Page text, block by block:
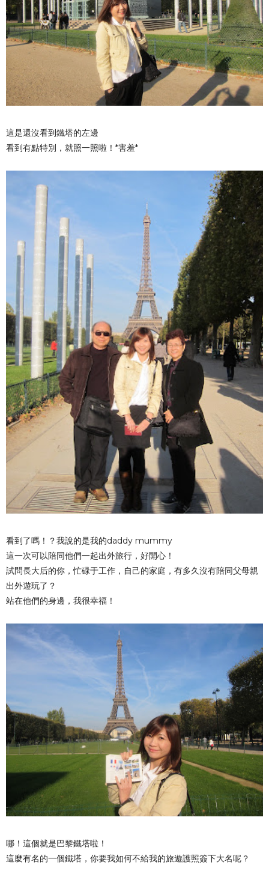
這是還沒看到鐵塔的左邊
看到有點特別，就照一照啦！*害羞*
看到了嗎！？我說的是我的daddy mummy
這一次可以陪同他們一起出外旅行，好開心！
試問長大后的你，忙碌于工作，自己的家庭，有多久沒有陪同父母親
出外遊玩了？
站在他們的身邊，我很幸福！
哪！這個就是巴黎鐵塔啦！
這麼有名的一個鐵塔，你要我如何不給我的旅遊護照簽下大名呢？